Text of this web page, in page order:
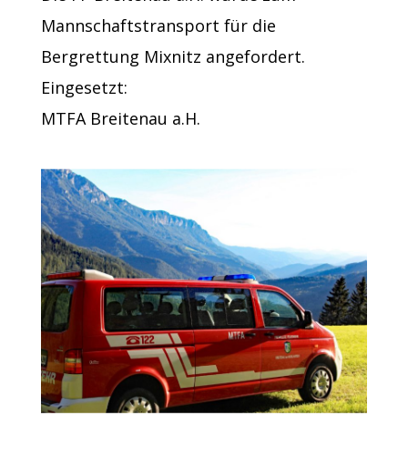
Mannschaftstransport für die
Bergrettung Mixnitz angefordert.
Eingesetzt:
MTFA Breitenau a.H.